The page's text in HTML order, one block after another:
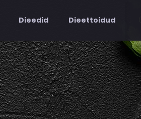
Dieedid Dieettoidud